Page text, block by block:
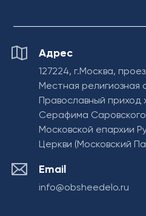
Адрес
127224, г.Москва,
Местная религиозная
Православный
Серафима Саровского
Московской епархии
Церкви (Московский
Email
info@obsheedelo.ru